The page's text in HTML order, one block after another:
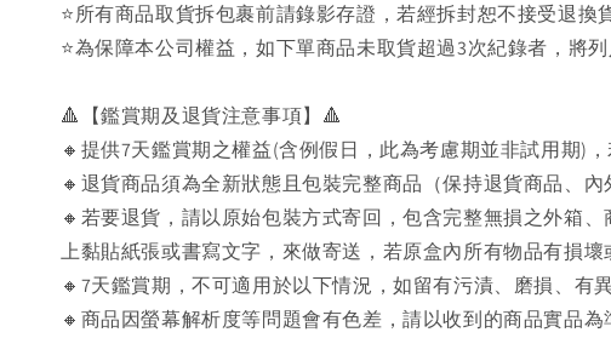
⭐️所有商品取貨拆包裹前請錄影存證，若經拆封恕不接受退換
⭐為保障本公司權益，如下單商品未取貨超過3次紀錄者，將
🔺【鑑賞期及退貨注意事項】🔺
🔸提供7天鑑賞期之權益(含例假日，此為考慮期並非試用期)
🔸退貨商品須為全新狀態且包裝完整商品（保持退貨商品、內
🔸若要退貨，請以原始包裝方式寄回，包含完整無損之外箱
上黏貼紙張或書寫文字，來做寄送，若原盒內所有物品有損壞
🔸7天鑑賞期，不可適用於以下情況，如留有污漬、磨損、有
🔸商品因螢幕解析度等問題會有色差，請以收到的商品實品為